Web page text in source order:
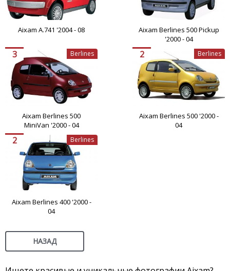
Aixam A.741 '2004 - 08
Aixam Berlines 500 Pickup
'2000 - 04
Aixam Berlines 500
MiniVan '2000 - 04
3 Berlines
Aixam Berlines 500 '2000 -
04
2 Berlines
Aixam Berlines 400 '2000 -
04
2 Berlines
НАЗАД